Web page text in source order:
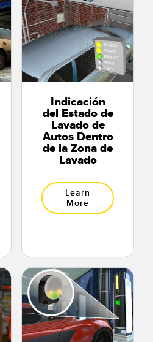
Indicación
del Estado de
Lavado de
Autos Dentro
de la Zona de
Lavado
Learn
More